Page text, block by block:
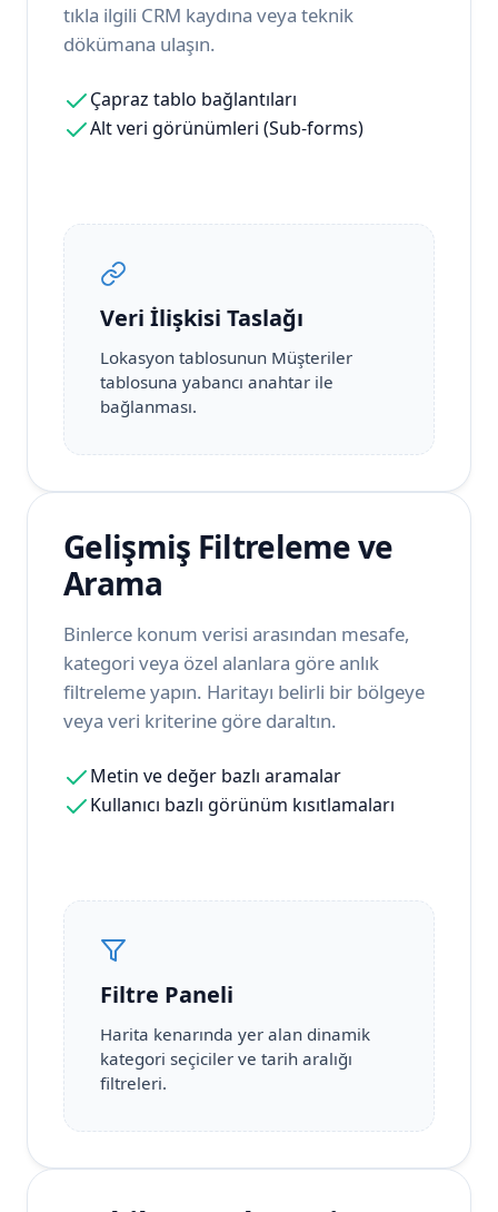
tıkla ilgili CRM kaydına veya teknik
dökümana ulaşın.
Çapraz tablo bağlantıları
Alt veri görünümleri (Sub-forms)
Veri İlişkisi Taslağı
Lokasyon tablosunun Müşteriler
tablosuna yabancı anahtar ile
bağlanması.
Gelişmiş Filtreleme ve
Arama
Binlerce konum verisi arasından mesafe,
kategori veya özel alanlara göre anlık
filtreleme yapın. Haritayı belirli bir bölgeye
veya veri kriterine göre daraltın.
Metin ve değer bazlı aramalar
Kullanıcı bazlı görünüm kısıtlamaları
Filtre Paneli
Harita kenarında yer alan dinamik
kategori seçiciler ve tarih aralığı
filtreleri.